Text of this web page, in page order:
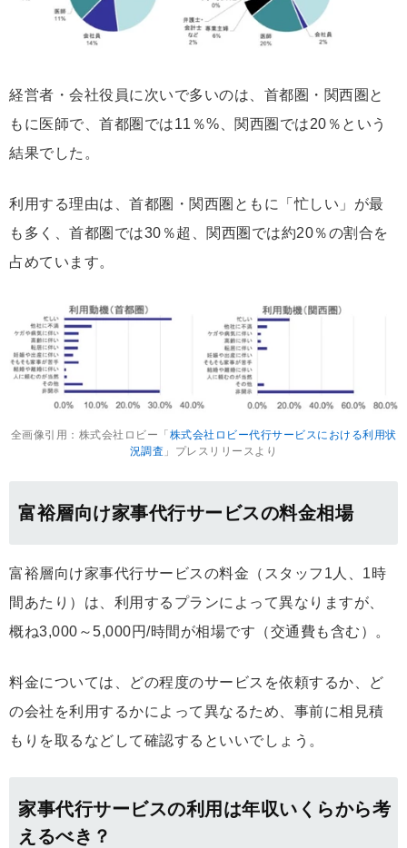
経営者・会社役員に次いで多いのは、首都圏・関西圏と
もに医師で、首都圏では11％%、関西圏では20％という
結果でした。
利用する理由は、首都圏・関西圏ともに「忙しい」が最
も多く、首都圏では30％超、関西圏では約20％の割合を
占めています。
全画像引用：株式会社ロビー「 株式会社ロビー代行サービスにおける利用状
況調査 」プレスリリースより
富裕層向け家事代行サービスの料金相場
富裕層向け家事代行サービスの料金（スタッフ1人、1時
間あたり）は、利用するプランによって異なりますが、
概ね3,000～5,000円/時間が相場です（交通費も含む）。
料金については、どの程度のサービスを依頼するか、ど
の会社を利用するかによって異なるため、事前に相見積
もりを取るなどして確認するといいでしょう。
家事代行サービスの利用は年収いくらから考
えるべき？